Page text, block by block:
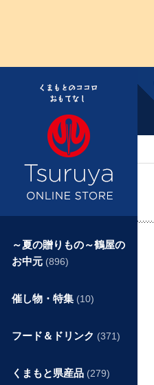
～夏の贈りもの～鶴屋の
お中元 (896)
催し物・特集 (10)
フード＆ドリンク (371)
くまもと県産品 (279)